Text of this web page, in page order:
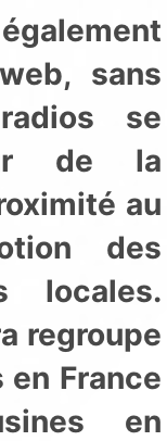
sans
se
de la
au
des
locales.
regroupe
France
en